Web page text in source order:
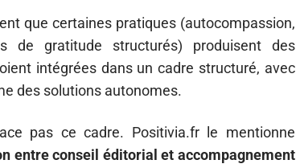
que certaines pratiques (autocompassion,
de gratitude structurés) produisent des
intégrées dans un cadre structuré, avec
des solutions autonomes.
pas ce cadre. Positivia.fr le mentionne
entre conseil éditorial et accompagnement